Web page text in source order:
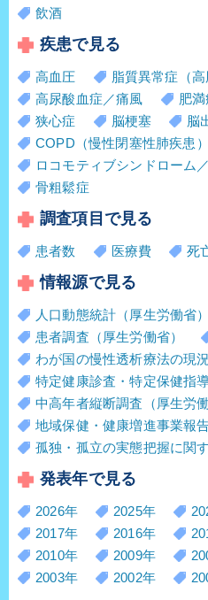
飲酒
疾患で見る
高血圧 脂質異常症（高
高尿酸血症／痛風
肥
狭心症
脳梗塞 脳
COPD（慢性閉塞性肺疾患）
ロコモティブシンドローム
骨粗鬆症
調査項目で見る
患者数 医療費 死
情報源で見る
人口動態統計（厚生労働省）
患者調査（厚生労働省）
わが国の慢性透析療法の現
特定健康診査・特定保健指
中高年者縦断調査（厚生労働
地域保健・健康増進事業報
孤独・孤立の実態把握に関
発表年で見る
2026年 2025年
2017年
2016年
2010年
2009年
2003年
2002年